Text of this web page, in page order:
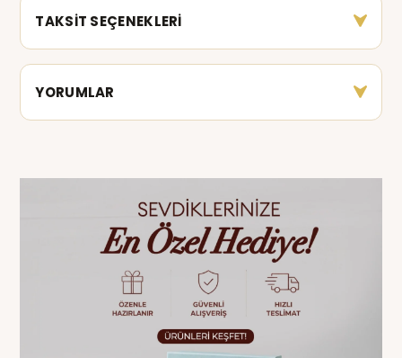
TAKSİT SEÇENEKLERİ
YORUMLAR